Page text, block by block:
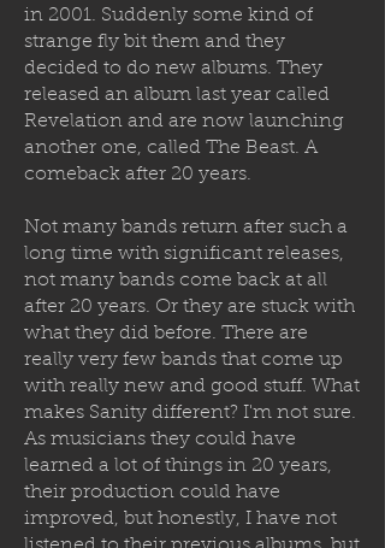
in 2001. Suddenly some kind of
strange fly bit them and they
decided to do new albums. They
released an album last year called
Revelation and are now launching
another one, called The Beast. A
comeback after 20 years.
Not many bands return after such a
long time with significant releases,
not many bands come back at all
after 20 years. Or they are stuck with
what they did before. There are
really very few bands that come up
with really new and good stuff. What
makes Sanity different? I'm not sure.
As musicians they could have
learned a lot of things in 20 years,
their production could have
improved, but honestly, I have not